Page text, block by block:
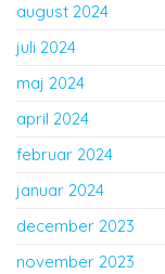
august 2024
juli 2024
maj 2024
april 2024
februar 2024
januar 2024
december 2023
november 2023